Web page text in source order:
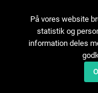
På vores website
statistik og
information deles